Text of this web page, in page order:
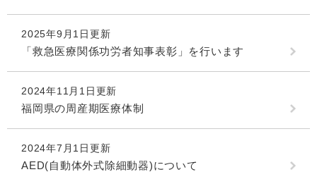
2025年9月1日更新
「救急医療関係功労者知事表彰」を行います
2024年11月1日更新
福岡県の周産期医療体制
2024年7月1日更新
AED(自動体外式除細動器)について